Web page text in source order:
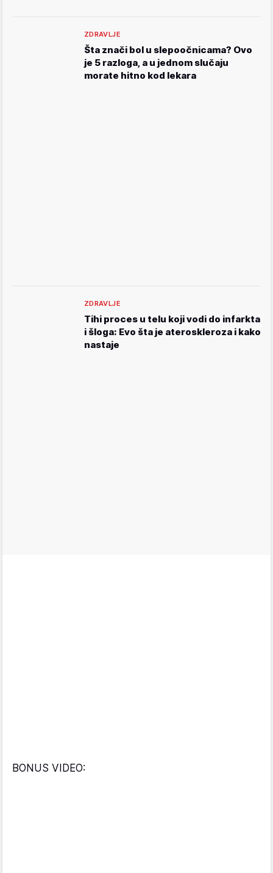
ZDRAVLJE
Šta znači bol u slepoočnicama? Ovo
je 5 razloga, a u jednom slučaju
morate hitno kod lekara
ZDRAVLJE
Tihi proces u telu koji vodi do infarkta
i šloga: Evo šta je ateroskleroza i kako
nastaje
BONUS VIDEO: